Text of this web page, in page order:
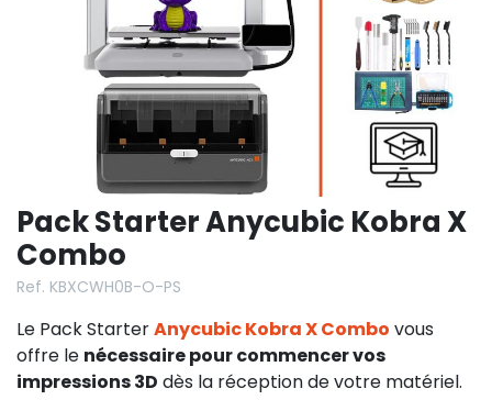
Pack Starter Anycubic Kobra X
Combo
Ref. KBXCWH0B-O-PS
Le Pack StarterAnycubic Kobra X Combo vous
offre le nécessaire pour commencer vos
impressions 3D dès la réception de votre matériel.